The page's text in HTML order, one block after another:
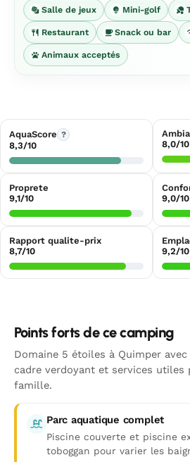
Salle de jeux Mini-golf
Restaurant Snack ou bar
Animaux acceptés
AquaScore ?
8,3/10
8,0/10
Proprete
9,1/10
9,0/10
Rapport qualite-prix
8,7/10
9,2/10
Points forts de ce camping
Domaine 5 étoiles à Quimper
cadre verdoyant et services utiles
famille.
Parc aquatique complet
Piscine couverte et piscine
toboggan pour varier les